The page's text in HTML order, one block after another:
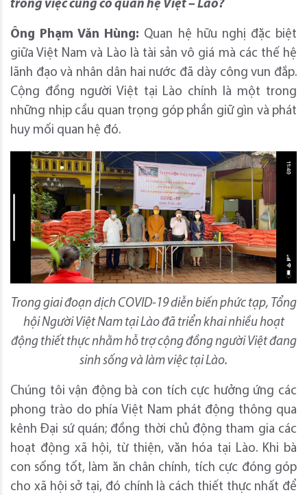
trong việc củng cố quan hệ Việt – Lào?
Ông Phạm Văn Hùng: Quan hệ hữu nghị đặc biệt
giữa Việt Nam và Lào là tài sản vô giá mà các thế hệ
lãnh đạo và nhân dân hai nước đã dày công vun đắp.
Cộng đồng người Việt tại Lào chính là một trong
những nhịp cầu quan trọng góp phần giữ gìn và phát
huy mối quan hệ đó.
Trong giai đoạn dịch COVID-19 diễn biến phức tạp, Tổng
hội Người Việt Nam tại Lào đã triển khai nhiều hoạt
động thiết thực nhằm hỗ trợ cộng đồng người Việt đang
sinh sống và làm việc tại Lào.
Chúng tôi vận động bà con tích cực hưởng ứng các
phong trào do phía Việt Nam phát động thông qua
kênh Đại sứ quán; đồng thời chủ động tham gia các
hoạt động xã hội, từ thiện, văn hóa tại Lào. Khi bà
con sống tốt, làm ăn chân chính, tích cực đóng góp
cho xã hội sở tại, đó chính là cách thiết thực nhất để